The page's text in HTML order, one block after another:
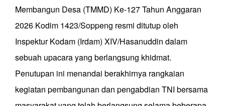
Membangun Desa (TMMD) Ke-127 Tahun Anggaran
2026 Kodim 1423/Soppeng resmi ditutup oleh
Inspektur Kodam (Irdam) XIV/Hasanuddin dalam
sebuah upacara yang berlangsung khidmat.
Penutupan ini menandai berakhirnya rangkaian
kegiatan pembangunan dan pengabdian TNI bersama